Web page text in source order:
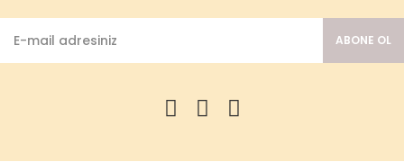
ABONE OL